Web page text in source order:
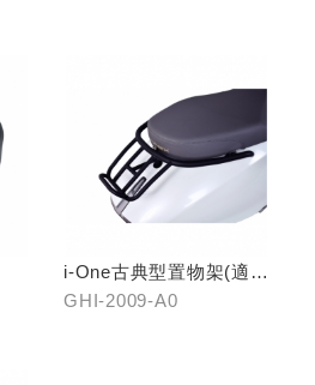
i-One古典型置物架(適用
i-One/i-One AIR)
GHI-2009-A0